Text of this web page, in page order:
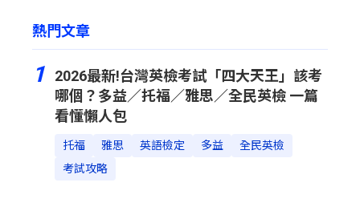
熱門文章
1
2026最新!台灣英檢考試「四大天王」該考
哪個？多益／托福／雅思／全民英檢 一篇
看懂懶人包
托福 雅思 英語檢定 多益
全民英檢
考試攻略